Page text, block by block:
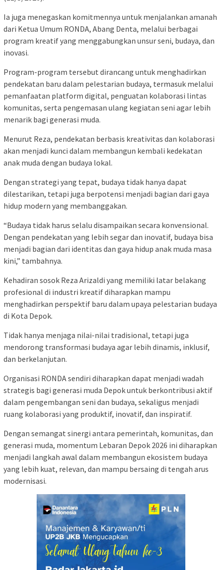
Ia juga menegaskan komitmennya untuk menjalankan amanah
dari Ketua Umum RONDA, Abang Denta, melalui berbagai
program kreatif yang menggabungkan unsur seni, budaya, dan
inovasi.
Program-program tersebut dirancang untuk menghadirkan
pendekatan baru dalam pelestarian budaya, termasuk melalui
pemanfaatan platform digital, penguatan kolaborasi lintas
komunitas, serta pengemasan ulang kegiatan seni agar lebih
menarik bagi generasi muda.
Menurut Reza, pendekatan berbasis kreativitas dan kolaborasi
akan menjadi kunci dalam membangun kembali kedekatan
anak muda dengan budaya lokal.
Dengan strategi yang tepat, budaya tidak hanya dapat
dilestarikan, tetapi juga berpotensi menjadi bagian dari gaya
hidup modern yang membanggakan.
“Budaya tidak harus selalu disampaikan secara konvensional.
Dengan pendekatan yang lebih segar dan inovatif, budaya bisa
menjadi bagian dari identitas dan gaya hidup anak muda masa
kini,” tambahnya.
Kehadiran sosok Reza Arizaldi yang memiliki latar belakang
profesional di industri kreatif diharapkan mampu
menghadirkan perspektif baru dalam upaya pelestarian budaya
di Kota Depok.
Tidak hanya menjaga nilai-nilai tradisional, tetapi juga
mendorong transformasi budaya agar lebih dinamis, inklusif,
dan berkelanjutan.
Organisasi RONDA sendiri diharapkan dapat menjadi wadah
strategis bagi generasi muda Depok untuk berkontribusi aktif
dalam pengembangan seni dan budaya, sekaligus menjadi
ruang kolaborasi yang produktif, inovatif, dan inspiratif.
Dengan semangat sinergi antara pemerintah, komunitas, dan
generasi muda, momentum Lebaran Depok 2026 ini diharapkan
menjadi langkah awal dalam membangun ekosistem budaya
yang lebih kuat, relevan, dan mampu bersaing di tengah arus
modernisasi.